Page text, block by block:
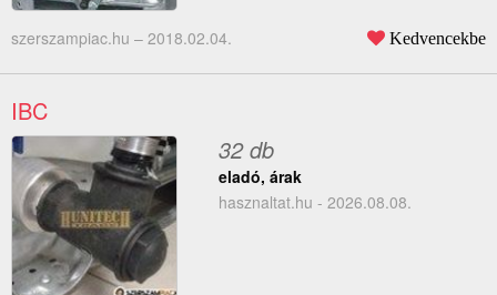
szerszampiac.hu – 2018.02.04. Kedvencekbe
IBC
32 db
eladó, árak
hasznaltat.hu - 2026.08.08.